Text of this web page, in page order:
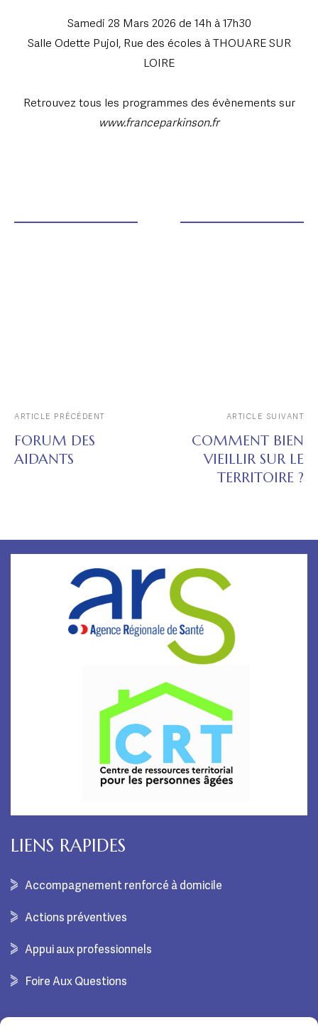
Samedi 28 Mars 2026 de 14h à 17h30
Salle Odette Pujol, Rue des écoles à THOUARE SUR
LOIRE
Retrouvez tous les programmes des évènements sur
www.franceparkinson.fr
ARTICLE PRÉCÉDENT
FORUM DES
AIDANTS
ARTICLE SUIVANT
COMMENT BIEN
VIEILLIR SUR LE
TERRITOIRE ?
LIENS RAPIDES
Accompagnement renforcé à domicile
Actions préventives
Appui aux professionnels
Foire Aux Questions